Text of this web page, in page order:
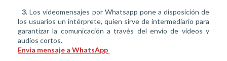
3.Los videomensajes por Whatsapp pone a disposición de
los usuarios un intérprete, quien sirve de intermediario para
garantizar la comunicación a través del envío de vídeos y
audios cortos.
Envia mensaje a WhatsApp